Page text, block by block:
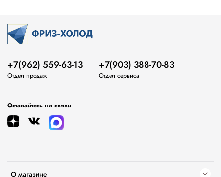
О магазине
+7(962) 559-63-13
Отдел продаж
+7(903) 388-70-83
Отдел сервиса
Оставайтесь на связи